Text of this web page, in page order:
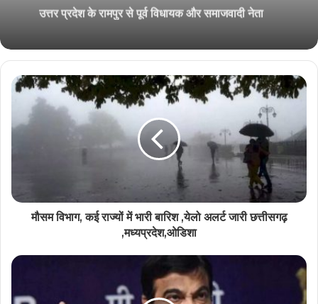
आज़म खान की अचानक बिगड़ी तबियत
मौसम विभाग, कई राज्यों में भारी बारिश ,येलो अलर्ट जारी छत्तीसगढ़
,मध्यप्रदेश,ओडिशा